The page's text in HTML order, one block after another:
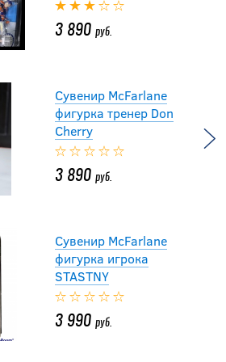
3 890 руб.
Сувенир McFarlane
фигурка тренер Don
Cherry
3 890 руб.
Сувенир McFarlane
фигурка игрока
STASTNY
3 990 руб.